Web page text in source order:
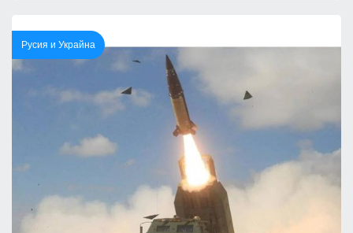
Русия и Украйна